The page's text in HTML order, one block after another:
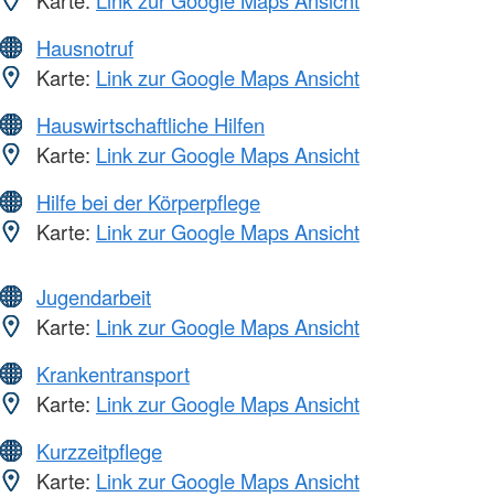
Hausnotruf
Karte: Link zur Google Maps Ansicht
Hauswirtschaftliche Hilfen
Karte: Link zur Google Maps Ansicht
Hilfe bei der Körperpflege
Karte: Link zur Google Maps Ansicht
Jugendarbeit
Karte: Link zur Google Maps Ansicht
Krankentransport
Karte: Link zur Google Maps Ansicht
Kurzzeitpflege
Karte: Link zur Google Maps Ansicht